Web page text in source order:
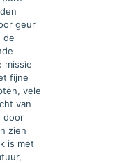
geur
de
missie
fijne
vele
van
door
zien
is met